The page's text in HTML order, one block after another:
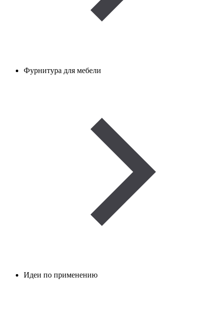
Фурнитура для мебели
Идеи по применению